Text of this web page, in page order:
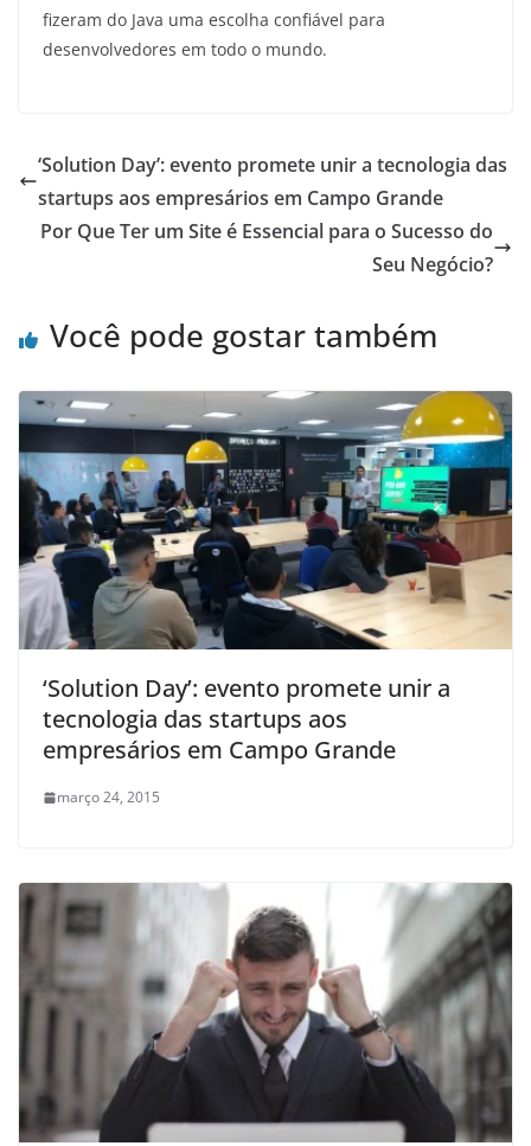
fizeram do Java uma escolha confiável para
desenvolvedores em todo o mundo.
‘Solution Day’: evento promete unir a tecnologia das
startups aos empresários em Campo Grande
Por Que Ter um Site é Essencial para o Sucesso do
Seu Negócio?
Você pode gostar também
‘Solution Day’: evento promete unir a
tecnologia das startups aos
empresários em Campo Grande
março 24, 2015